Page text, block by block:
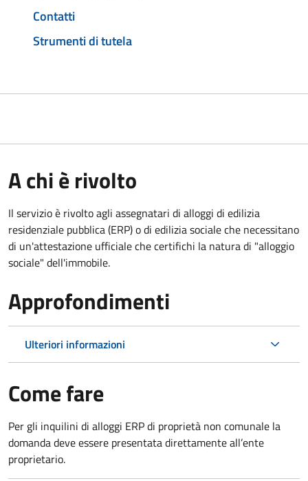
Contatti
Strumenti di tutela
A chi è rivolto
Il servizio è rivolto agli assegnatari di alloggi di edilizia
residenziale pubblica (ERP) o di edilizia sociale che necessitano
di un'attestazione ufficiale che certifichi la natura di "alloggio
sociale" dell'immobile.
Approfondimenti
Ulteriori informazioni
Come fare
Per gli inquilini di alloggi ERP di proprietà non comunale la
domanda deve essere presentata direttamente all’ente
proprietario.